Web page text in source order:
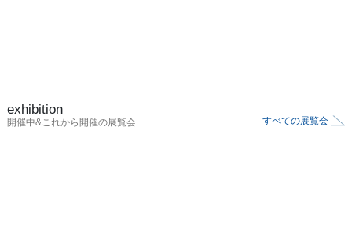
exhibition
開催中&これから開催の展覧会 すべての展覧会